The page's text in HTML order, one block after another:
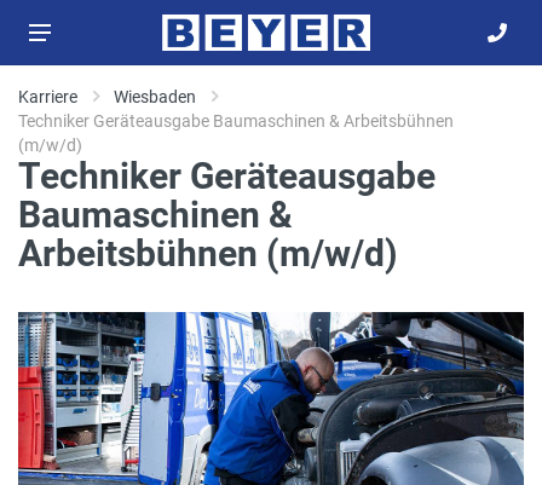
Karriere
Wiesbaden
Techniker Geräteausgabe Baumaschinen & Arbeitsbühnen
(m/w/d)
Techniker Geräteausgabe
Baumaschinen &
Arbeitsbühnen (m/w/d)